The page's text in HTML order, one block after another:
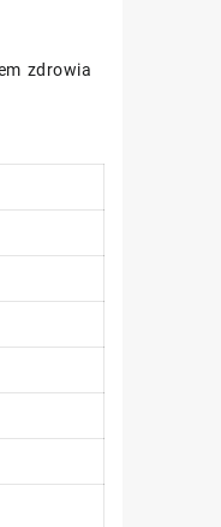
zdrowia